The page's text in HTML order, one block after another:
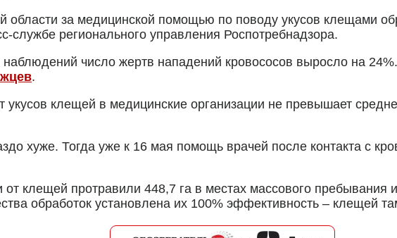
области за медицинской помощью по поводу укусов клещами
службе регионального управления Роспотребнадзора.
число жертв нападений кровососов выросло на
.
клещей в медицинские организации не превышает
хуже. Тогда уже к 16 мая помощь врачей после контакта с
клещей протравили 448,7 га в местах массового пребывания
обработок установлена их 100% эффективность – клещей